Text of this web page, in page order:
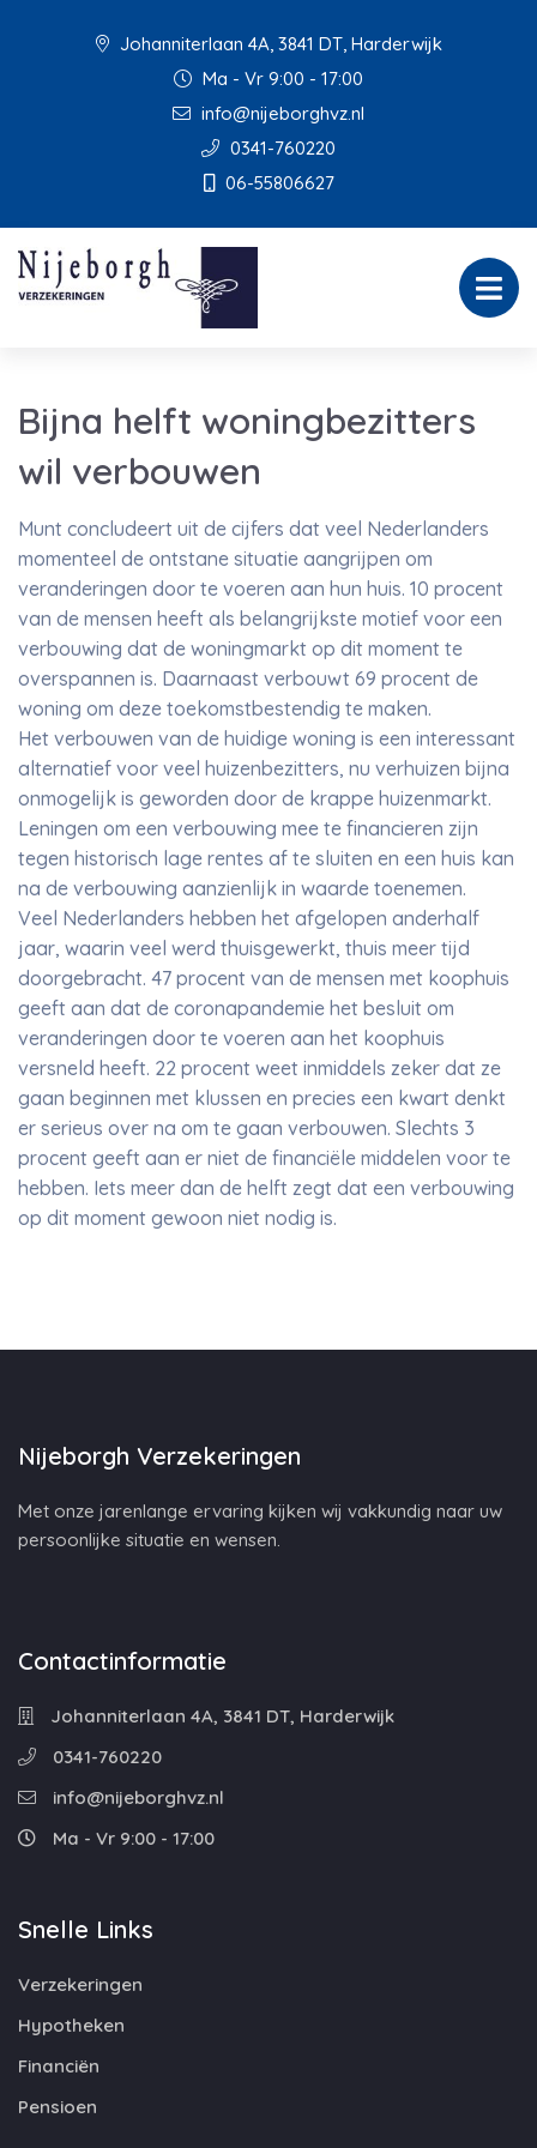
Johanniterlaan 4A, 3841 DT, Harderwijk
Ma - Vr 9:00 - 17:00
info@nijeborghvz.nl
0341-760220
06-55806627
Bijna helft woningbezitters
wil verbouwen
Munt concludeert uit de cijfers dat veel Nederlanders
momenteel de ontstane situatie aangrijpen om
veranderingen door te voeren aan hun huis. 10 procent
van de mensen heeft als belangrijkste motief voor een
verbouwing dat de woningmarkt op dit moment te
overspannen is. Daarnaast verbouwt 69 procent de
woning om deze toekomstbestendig te maken.
Het verbouwen van de huidige woning is een interessant
alternatief voor veel huizenbezitters, nu verhuizen bijna
onmogelijk is geworden door de krappe huizenmarkt.
Leningen om een verbouwing mee te financieren zijn
tegen historisch lage rentes af te sluiten en een huis kan
na de verbouwing aanzienlijk in waarde toenemen.
Veel Nederlanders hebben het afgelopen anderhalf
jaar, waarin veel werd thuisgewerkt, thuis meer tijd
doorgebracht. 47 procent van de mensen met koophuis
geeft aan dat de coronapandemie het besluit om
veranderingen door te voeren aan het koophuis
versneld heeft. 22 procent weet inmiddels zeker dat ze
gaan beginnen met klussen en precies een kwart denkt
er serieus over na om te gaan verbouwen. Slechts 3
procent geeft aan er niet de financiële middelen voor te
hebben. Iets meer dan de helft zegt dat een verbouwing
op dit moment gewoon niet nodig is.
Nijeborgh Verzekeringen
Met onze jarenlange ervaring kijken wij vakkundig naar uw
persoonlijke situatie en wensen.
Contactinformatie
Johanniterlaan 4A, 3841 DT, Harderwijk
0341-760220
info@nijeborghvz.nl
Ma - Vr 9:00 - 17:00
Snelle Links
Verzekeringen
Hypotheken
Financiën
Pensioen